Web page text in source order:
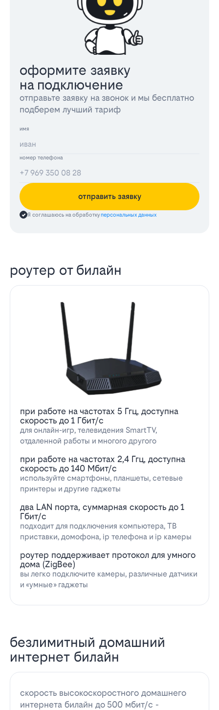
оформите заявку
на подключение
отправьте заявку на звонок и мы бесплатно
подберем лучший тариф
имя
номер телефона
отправить заявку
Я соглашаюсь на обработкуперсональных данных
роутер от билайн
при работе на частотах 5 Ггц, доступна
скорость до 1 Гбит/с
для онлайн-игр, телевидения SmartTV,
отдаленной работы и многого другого
при работе на частотах 2,4 Ггц, доступна
скорость до 140 Мбит/с
используйте смартфоны, планшеты, сетевые
принтеры и другие гаджеты
два LAN порта, суммарная скорость до 1
Гбит/с
подходит для подключения компьютера, ТВ
приставки, домофона, ip телефона и ip камеры
роутер поддерживает протокол для умного
дома (ZigBee)
вы легко подключите камеры, различные датчики
и «умные» гаджеты
безлимитный домашний
интернет билайн
скорость высокоскоростного домашнего
интернета билайн до 500 мбит/с -